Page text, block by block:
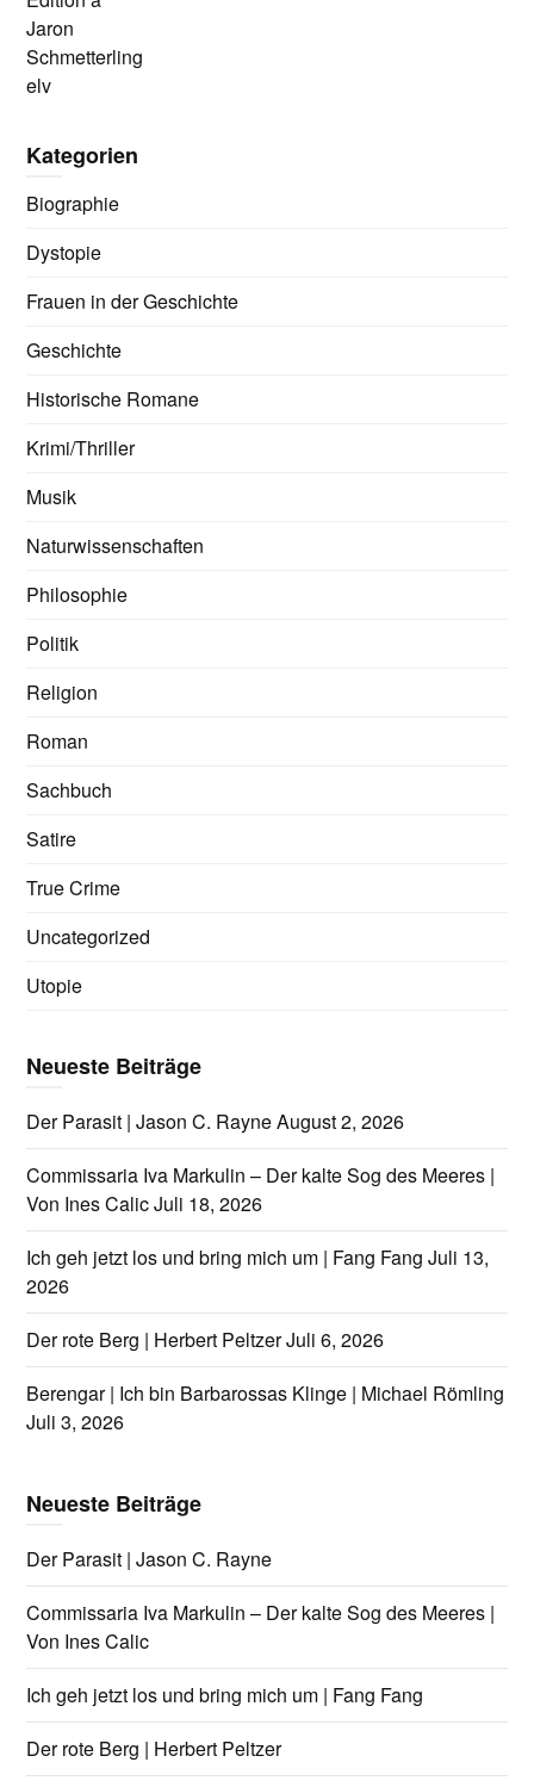
Jaron
Schmetterling
elv
Kategorien
Biographie
Dystopie
Frauen in der Geschichte
Geschichte
Historische Romane
Krimi/Thriller
Musik
Naturwissenschaften
Philosophie
Politik
Religion
Roman
Sachbuch
Satire
True Crime
Uncategorized
Utopie
Neueste Beiträge
Der Parasit | Jason C. RayneAugust 2, 2026
Commissaria Iva Markulin – Der kalte Sog des Meeres |
Von Ines CalicJuli 18, 2026
Ich geh jetzt los und bring mich um | Fang Fang Juli 13,
2026
Der rote Berg | Herbert PeltzerJuli 6, 2026
Berengar | Ich bin Barbarossas Klinge | Michael Römling
Juli 3, 2026
Neueste Beiträge
Der Parasit | Jason C. Rayne
Commissaria Iva Markulin – Der kalte Sog des Meeres |
Von Ines Calic
Ich geh jetzt los und bring mich um | Fang Fang
Der rote Berg | Herbert Peltzer